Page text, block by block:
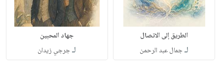
الطريق إلى الاتصال
لـجمال عبد الرحمن
جهاد المحبين
لـجرجي زيدان